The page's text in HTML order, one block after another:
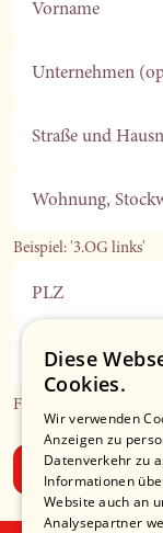
Vorname
Unternehmen
Straße und
Wohnung,
Beispiel: '3.OG links'
PLZ
Telefonnummer
Falls wir Sie in Bezug
Diese
Cookies.
Wir verwenden
Anzeigen zu
Datenverkehr zu
Informationen
Website auch an
Analysepartner